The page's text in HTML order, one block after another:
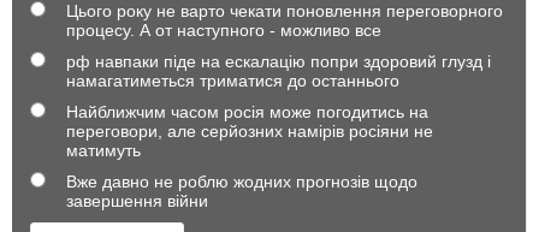
Цього року не варто чекати поновлення переговорного
процесу. А от наступного - можливо все
рф навпаки піде на ескалацію попри здоровий глузд і
намагатиметься триматися до останнього
Найближчим часом росія може погодитись на
переговори, але серйозних намірів росіяни не
матимуть
Вже давно не роблю жодних прогнозів щодо
завершення війни